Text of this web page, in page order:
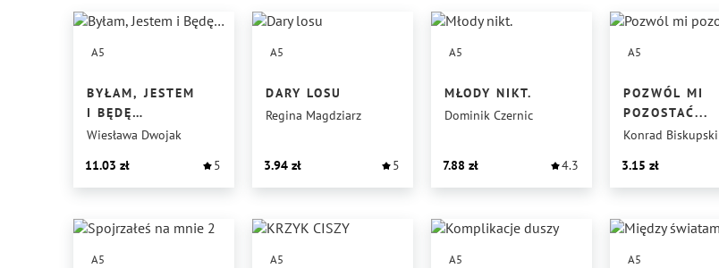
A5
BYŁAM, JESTEM
I BĘDĘ…
Wiesława Dwojak
11.03
5
A5
DARY LOSU
Regina Magdziarz
3.94 5
A5
MŁODY NIKT.
Dominik Czernic
7.88 4.3
A5
POZWÓL MI
POZOSTAĆ...
Konrad Biskupski
3.15
A5 A5 A5 A5